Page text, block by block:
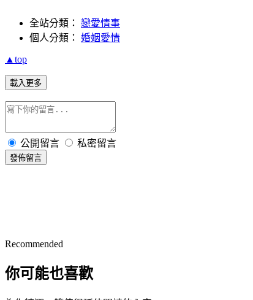
全站分類： 戀愛情事
個人分類： 婚姻愛情
▲top
載入更多
公開留言 私密留言
發佈留言
Recommended
你可能也喜歡